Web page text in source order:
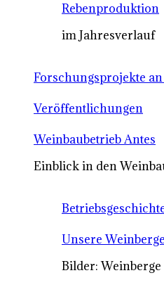
Rebenproduktion
im Jahresverlauf
Forschungsprojekte
Veröffentlichungen
Weinbaubetrieb Antes
Einblick in den
Unsere Weinberge
Bilder: